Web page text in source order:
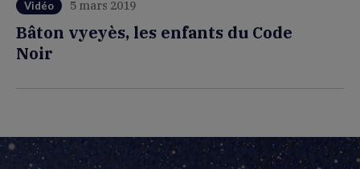
Vidéo 5 mars 2019
Bâton vyeyès, les enfants du Code
Noir